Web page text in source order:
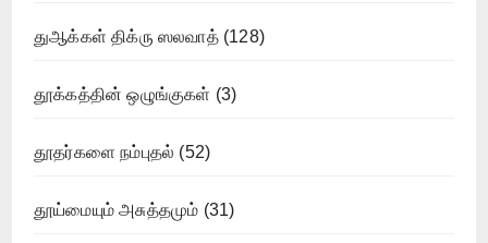
துஆக்கள் திக்ரு ஸலவாத்(128)
தூக்கத்தின் ஒழுங்குகள் (3)
தூதர்களை நம்புதல் (52)
தூய்மையும் அசுத்தமும் (31)